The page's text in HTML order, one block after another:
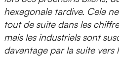
hexagonale tardive. Cela
tout de suite dans les
mais les industriels sont
davantage par la suite vers